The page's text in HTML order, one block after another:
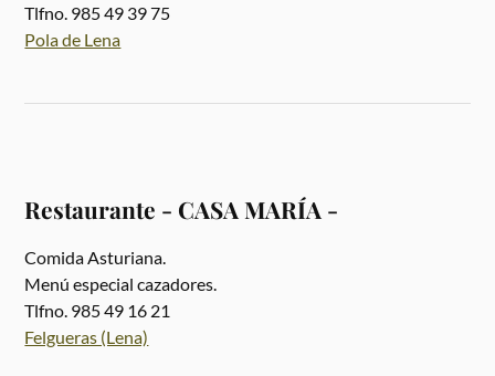
Tlfno. 985 49 39 75
Pola de Lena
Restaurante - CASA MARÍA -
Comida Asturiana.
Menú especial cazadores.
Tlfno. 985 49 16 21
Felgueras (Lena)